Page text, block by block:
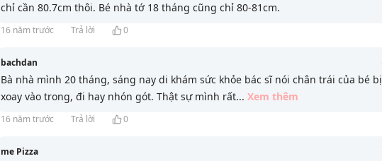
chỉ cần 80.7cm thôi. Bé nhà tớ 18 tháng cũng chỉ 80-81cm.
16 năm trước Trả lời 0
bachdan
Bà nhà mình 20 tháng, sáng nay di khám sức khỏe bác sĩ nói chân trái của bé bị
xoay vào trong, đi hay nhón gót. Thật sự mình rất... Xem thêm
16 năm trước Trả lời 0
me Pizza